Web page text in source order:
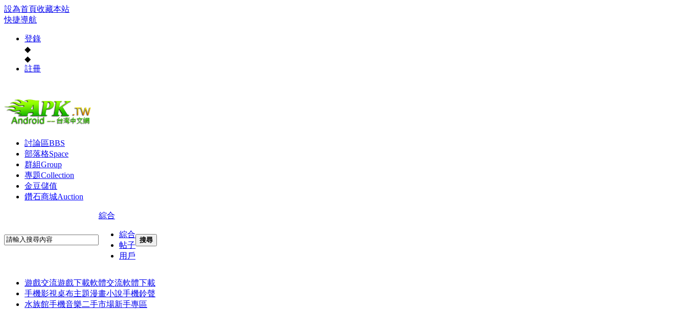
設為首頁收藏本站
快捷導航
登錄
◆
◆
註冊
討論區BBS
部落格Space
群組Group
專題Collection
金豆儲值
鑽石商城Auction
綜合
綜合
帖子
用戶
搜尋
遊戲交流遊戲下載軟體交流軟體下載
手機影視桌布主題漫畫小說手機鈴聲
水族館手機音樂二手市場新手專區